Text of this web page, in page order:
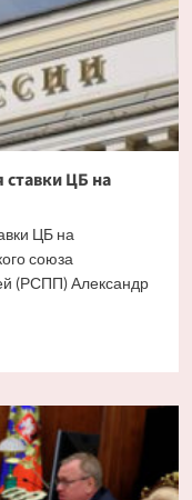
ЦБ на
ЦБ на
союза
(РСПП) Александр